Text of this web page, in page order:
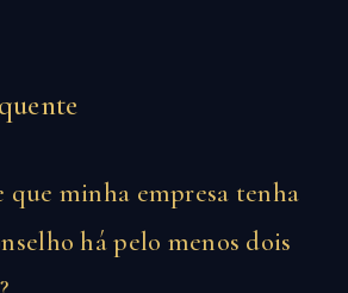
que minha empresa tenha
há pelo menos dois